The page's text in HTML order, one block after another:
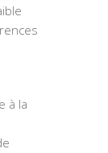
à la